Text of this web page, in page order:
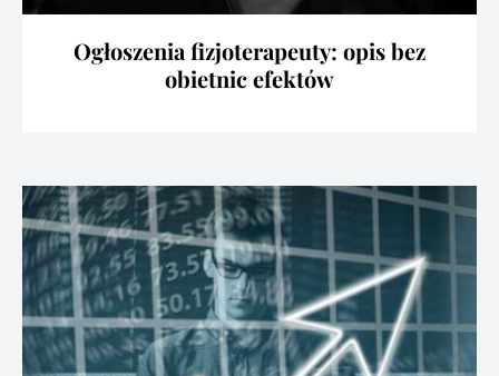
Ogłoszenia fizjoterapeuty: opis bez
obietnic efektów